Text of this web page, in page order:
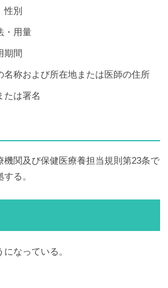
性別
・用量
期間
名称および所在地または医師の住所
たは署名
機関及び保健医療養担当規則第23条で
る。
なっている。